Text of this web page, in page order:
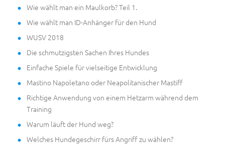
Wie wählt man ein Maulkorb? Teil 1.
Wie wählt man ID-Anhänger für den Hund
WUSV 2018
Die schmutzigsten Sachen Ihres Hundes
Einfache Spiele für vielseitige Entwicklung
Mastino Napoletano oder Neapolitanischer Mastiff
Richtige Anwendung von einem Hetzarm während dem
Training
Warum läuft der Hund weg?
Welches Hundegeschirr fürs Angriff zu wählen?